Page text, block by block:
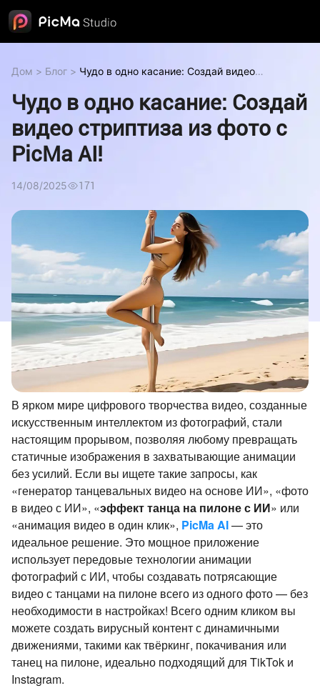
Дом > Блог > Чудо в одно касание: Создай видео
Чудо в одно касание: Создай
видео стриптиза из фото с
PicMa AI!
14/08/2025 171
В ярком мире цифрового творчества видео, созданные
искусственным интеллектом из фотографий, стали
настоящим прорывом, позволяя любому превращать
статичные изображения в захватывающие анимации
без усилий. Если вы ищете такие запросы, как
«генератор танцевальных видео на основе ИИ», «фото
в видео с ИИ», «эффект танца на пилоне с ИИ» или
«анимация видео в один клик», PicMa AI— это
идеальное решение. Это мощное приложение
использует передовые технологии анимации
фотографий с ИИ, чтобы создавать потрясающие
видео с танцами на пилоне всего из одного фото — без
необходимости в настройках! Всего одним кликом вы
можете создать вирусный контент с динамичными
движениями, такими как твёркинг, покачивания или
танец на пилоне, идеально подходящий для TikTok и
Instagram.